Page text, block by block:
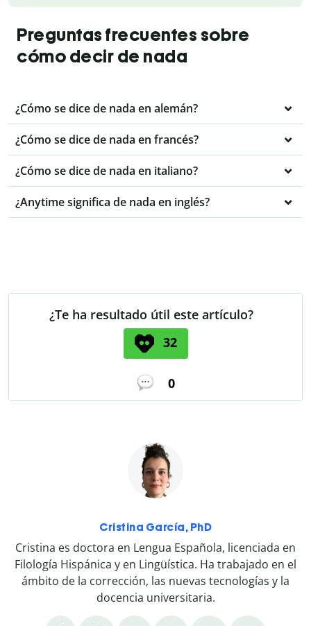
Preguntas frecuentes sobre
cómo decir de nada
¿Cómo se dice de nada en alemán?
¿Cómo se dice de nada en francés?
¿Cómo se dice de nada en italiano?
¿Anytime significa de nada en inglés?
¿Te ha resultado útil este artículo?
32
0
Cristina García, PhD
Cristina es doctora en Lengua Española, licenciada en
Filología Hispánica y en Lingüística. Ha trabajado en el
ámbito de la corrección, las nuevas tecnologías y la
docencia universitaria.